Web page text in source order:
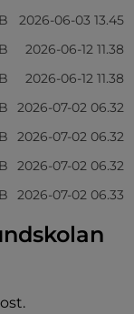
i nytt
2026-06-03 13.45
i nytt fönster.
2026-06-12 11.38
i nytt
2026-06-12 11.38
i nytt
2026-07-02 06.32
i nytt
2026-07-02 06.32
i nytt fönster.
2026-07-02 06.32
i nytt
2026-07-02 06.33
öppnas i nytt